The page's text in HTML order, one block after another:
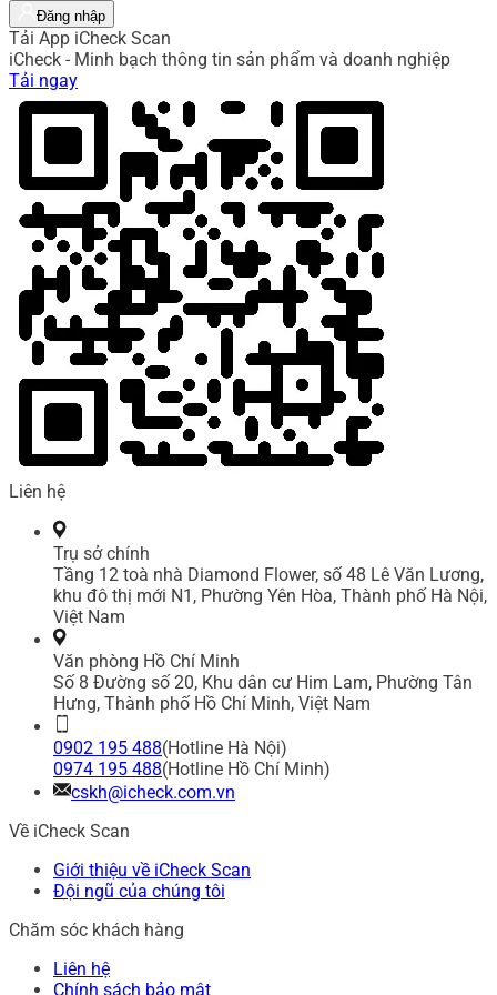
Đăng nhập
Tải App iCheck Scan
iCheck - Minh bạch thông tin sản phẩm và doanh nghiệp
Tải ngay
Liên hệ
Trụ sở chính
Tầng 12 toà nhà Diamond Flower, số 48 Lê Văn Lương,
khu đô thị mới N1, Phường Yên Hòa, Thành phố Hà Nội,
Việt Nam
Văn phòng Hồ Chí Minh
Số 8 Đường số 20, Khu dân cư Him Lam, Phường Tân
Hưng, Thành phố Hồ Chí Minh, Việt Nam
0902 195 488(Hotline Hà Nội)
0974 195 488(Hotline Hồ Chí Minh)
cskh@icheck.com.vn
Về iCheck Scan
Giới thiệu về iCheck Scan
Đội ngũ của chúng tôi
Chăm sóc khách hàng
Liên hệ
Chính sách bảo mật